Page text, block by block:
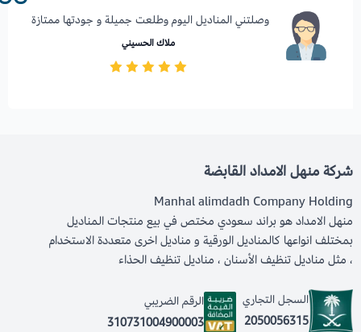
وصلتني المناديل اليوم وطلعت جميلة و جودتها ممتازة ️
ملاك الحسيني
شركة منهل الامداد القابضة
Manhal alimdadh Company Holding
منهل الامداد هو براند سعودي مختص في بيع منتجات المناديل
بمختلف انواعها كالمناديل الورقية و مناديل اخرى متعددة الاستخدام
، مثل مناديل تنظيف الأسنان ، مناديل تنظيف الحذاء
السجل التجاري
2050056315
الرقم الضريبي
310731004900003